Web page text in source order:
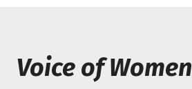
Voice of Women